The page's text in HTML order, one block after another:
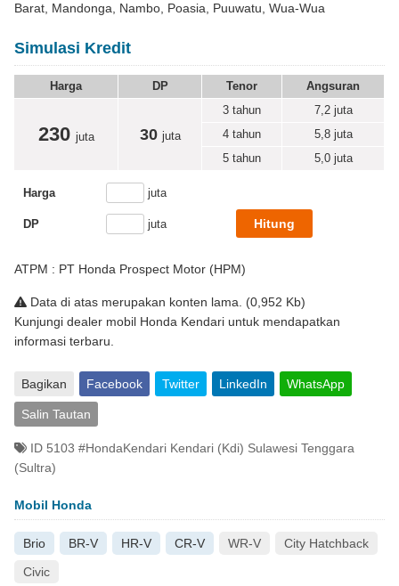
Barat, Mandonga, Nambo, Poasia, Puuwatu, Wua-Wua
Simulasi Kredit
Harga DP Tenor Angsuran
230 juta 30 juta
3 tahun 7,2 juta
4 tahun
5,8 juta
5 tahun
5,0 juta
Harga juta
DP juta
ATPM : PT Honda Prospect Motor (HPM)
Data di atas merupakan konten lama. (0,952 Kb)
Kunjungi dealer mobil Honda Kendari untuk mendapatkan
informasi terbaru.
Bagikan Facebook Twitter LinkedIn WhatsApp
Salin Tautan
ID 5103 #HondaKendari Kendari (Kdi) Sulawesi Tenggara
(Sultra)
Mobil Honda
Brio BR-V HR-V CR-V WR-V
City Hatchback
Civic